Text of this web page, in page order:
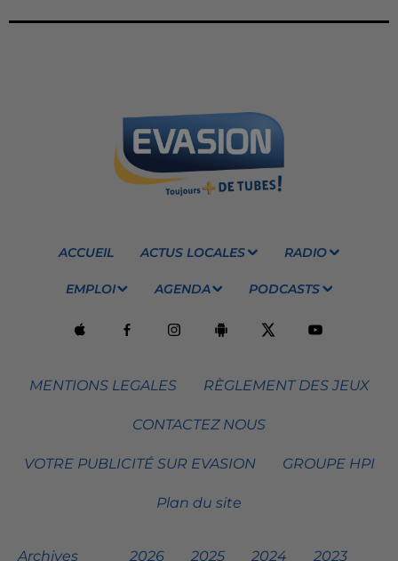
ACCUEIL ACTUS LOCALES RADIO
EMPLOI AGENDA PODCASTS
MENTIONS LEGALES RÈGLEMENT DES JEUX
CONTACTEZ NOUS
VOTRE PUBLICITÉ SUR EVASION GROUPE HPI
Plan du site
Archives 2026 2025 2024 2023